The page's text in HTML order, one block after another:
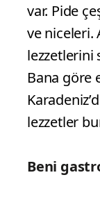
var. Pide
ve niceleri.
lezzetlerini
Bana göre
lezzetler
Beni